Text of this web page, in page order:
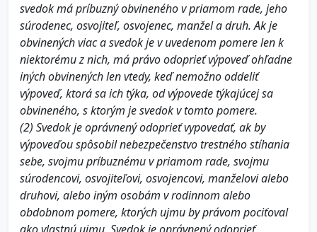
svedok má príbuzný obvineného v priamom rade, jeho
súrodenec, osvojiteľ, osvojenec, manžel a druh. Ak je
obvinených viac a svedok je v uvedenom pomere len k
niektorému z nich, má právo odoprieť výpoveď ohľadne
iných obvinených len vtedy, keď nemožno oddeliť
výpoveď, ktorá sa ich týka, od výpovede týkajúcej sa
obvineného, s ktorým je svedok v tomto pomere.
(2) Svedok je oprávnený odoprieť vypovedať, ak by
výpoveďou spôsobil nebezpečenstvo trestného stíhania
sebe, svojmu príbuznému v priamom rade, svojmu
súrodencovi, osvojiteľovi, osvojencovi, manželovi alebo
druhovi, alebo iným osobám v rodinnom alebo
obdobnom pomere, ktorých ujmu by právom pociťoval